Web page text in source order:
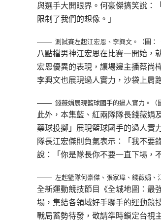
與選手大開眼界。何豪傑搞笑說：
限制了我們的想像。」
測試賽左起江宏恩、李興文。（圖：
八點檔男神江宏恩在比賽一開始，
宏恩優異的表現，讓場邊主播蔡尚
李興文也展現過人實力，沙袋上肩
錢薇娟展現籃球國手的過人實力。（
此外，本集藍、紅兩隊隊長錢薇娟
藥球投擲」展現籃球國手的過人實
隊長江宏傑則負氣表示：「我不要
說：「你是隊長你不要一直下場，
左起籃隊何豪傑、張家瑋、錢薇娟、
全新運動競技節目《全城地圖：最
場，集結各領域好手聯手的運動競
戰局蓄勢待發，敬請準時鎖定台視